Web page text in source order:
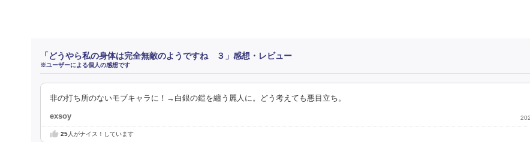
「どうやら私の身体は完全無敵のようですね ３」感想・レビュー
※ユーザーによる個人の感想です
非の打ち所のないモブキャラに！→白銀の鎧を纏う麗人に。どう考えても悪目立ち。
exsoy
25人がナイス！しています